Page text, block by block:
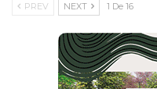
PREV NEXT 1 De 16